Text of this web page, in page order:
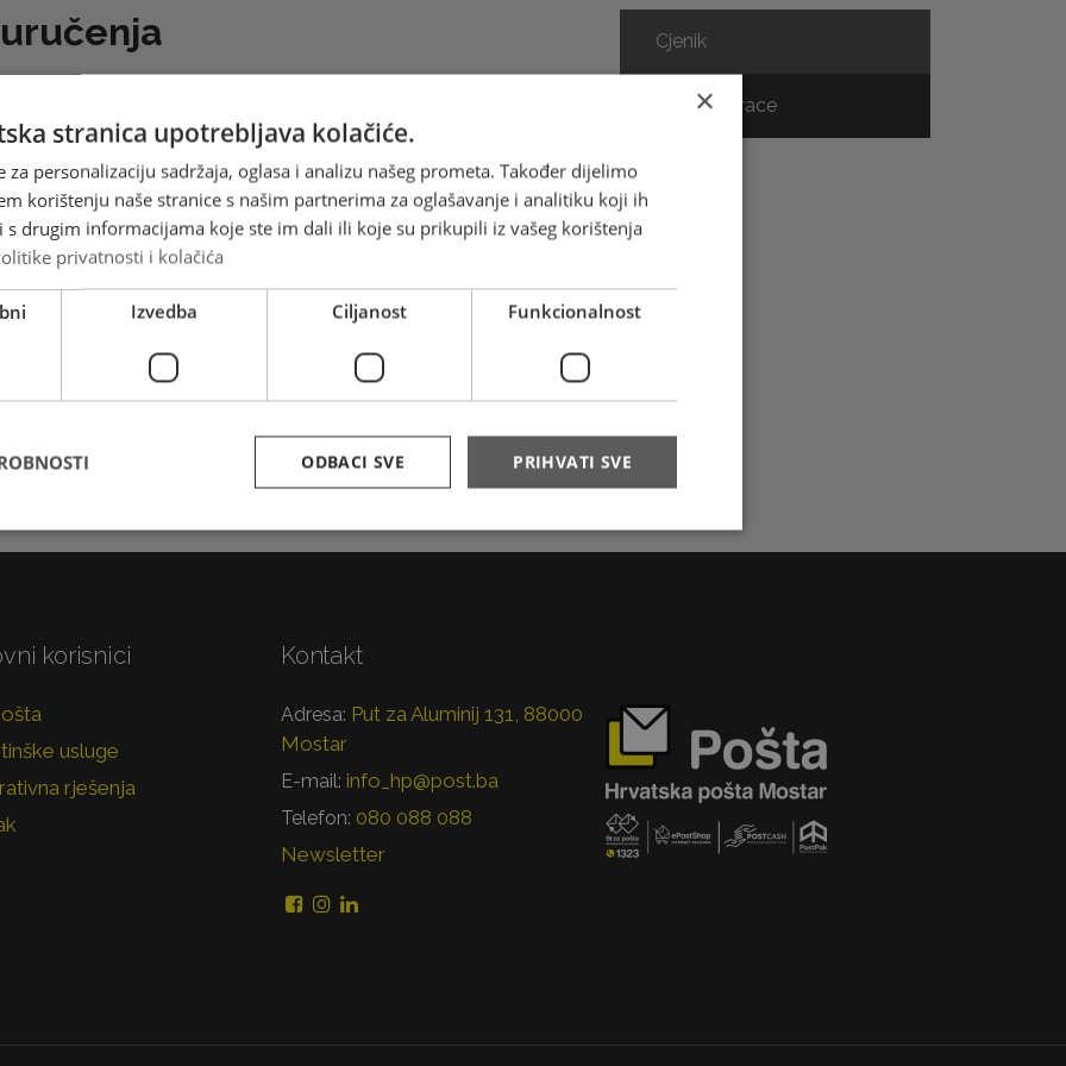
bilo kojeg odredišta u BiH u bilo koje odredište u BiH, bez
isporukuu roku od 24 sata.
možete provjeriti ovdje
dostave su informativnog karaktera i ne vrijede u danima
i blagdana.
o rokovima dostave molimo kontaktirajte
Cjenik
Track & Trace
korisnici
usluge
rješenja
Kontakt
Adresa: Put za Aluminij 131, 88000
Mostar
E-mail: info_hp@post.ba
Telefon: 080 088 088
Newsletter
×
stranica upotrebljava kolačiće.
za personalizaciju sadržaja, oglasa i analizu našeg prometa. Također dijelimo
korištenju naše stranice s našim partnerima za oglašavanje i analitiku koji ih
drugim informacijama koje ste im dali ili koje su prikupili iz vašeg korištenja
privatnosti i kolačića
Izvedba Ciljanost Funkcionalnost
PRIHVATI SVE
ODBACI SVE